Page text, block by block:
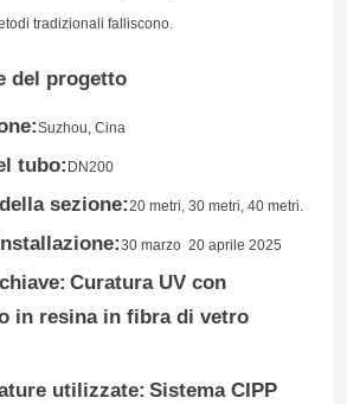
tradizionali falliscono.
del progetto
Suzhou, Cina
tubo: DN200
sezione:20 metri, 30 metri, 40 metri.
30 marzo ️ 20 aprile 2025
Curatura UV con
in resina in fibra di vetro
utilizzate: Sistema CIPP